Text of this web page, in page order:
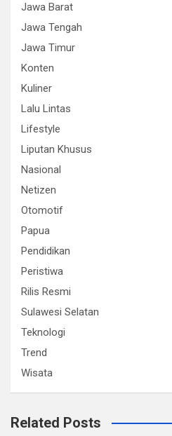
Jawa Barat
Jawa Tengah
Jawa Timur
Konten
Kuliner
Lalu Lintas
Lifestyle
Liputan Khusus
Nasional
Netizen
Otomotif
Papua
Pendidikan
Peristiwa
Rilis Resmi
Sulawesi Selatan
Teknologi
Trend
Wisata
Related Posts